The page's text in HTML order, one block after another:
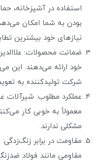
استفاده در آشپزخانه،
بودن به شما امکان
نیازهای خود بیشترین
ضمانت محصولات:
خود ارائه می‌دهند. این
شرکت تولیدکننده به
عملکرد مطلوب: شیرآلات
معمولاً به خوبی کار
مشکلی ندارند.
مقاومت در برابر زنگ‌زدگی:
مقاومی مانند فولاد